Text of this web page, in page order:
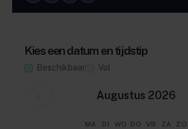
Kies een datum en tijdstip
Beschikbaar Vol
Augustus 2026
MA DI WO DO VR ZA ZO